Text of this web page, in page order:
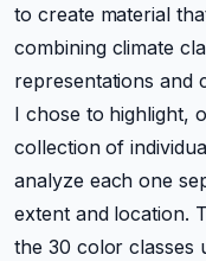
to create material
combining climate
representations and
I chose to highlight,
collection of
analyze each one
extent and location.
the 30 color classes